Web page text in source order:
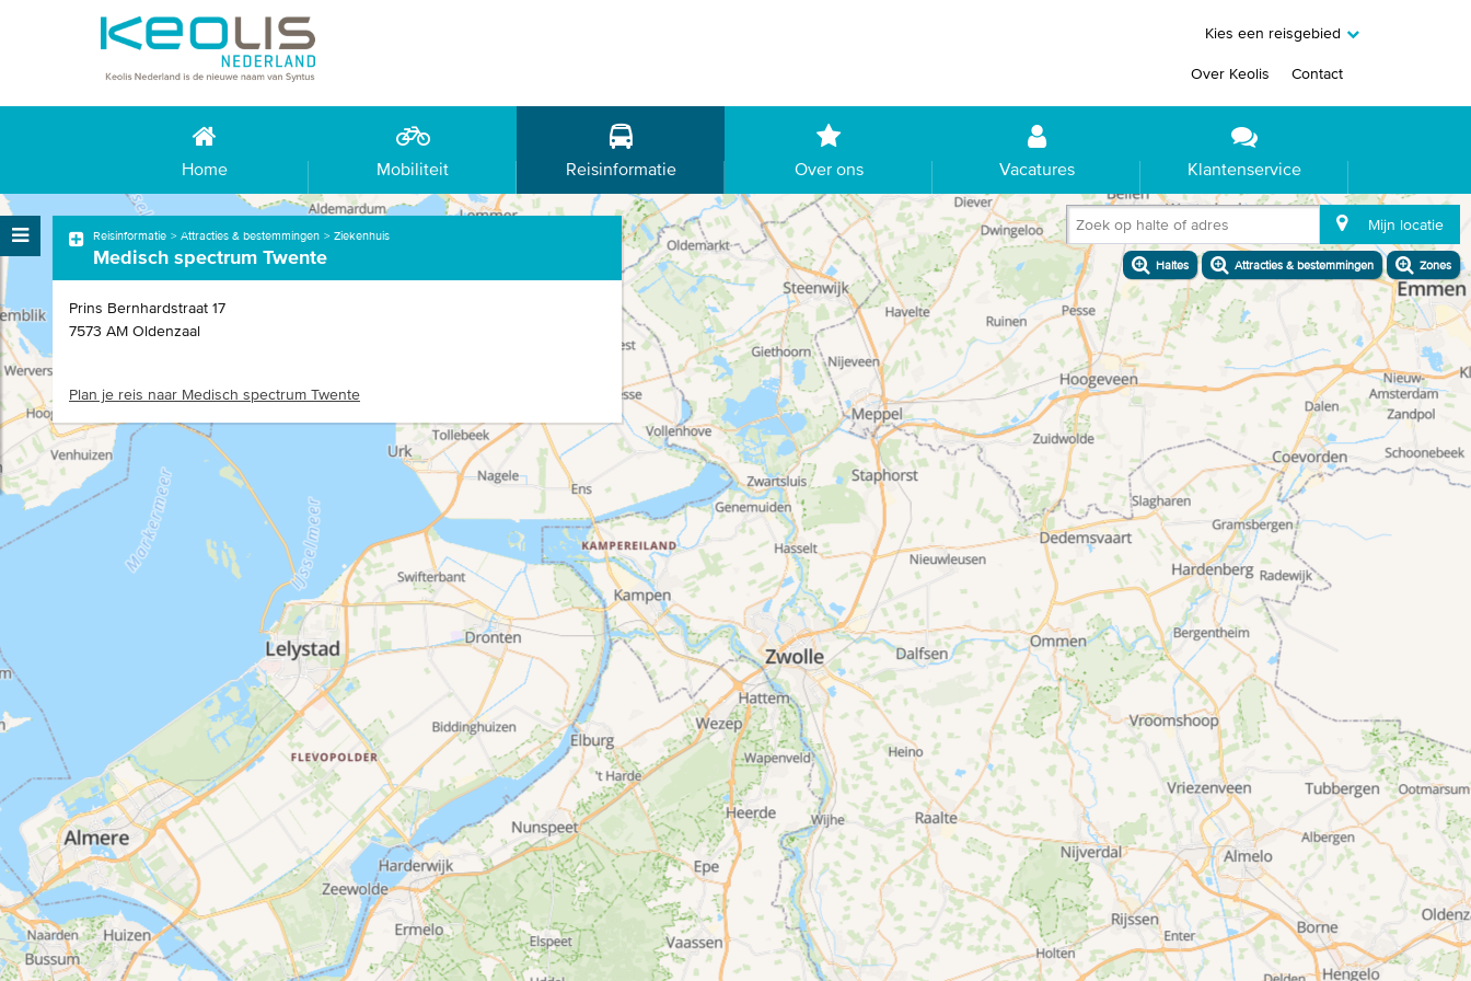
Kies een reisgebied
Over Keolis Contact
Home Mobiliteit Reisinformatie Over ons Vacatures Klantenservice
Zoek op halte of adres Mijn locatie
Haltes Attracties & bestemmingen Zones
Reisinformatie Attracties & bestemmingen Ziekenhuis
Medisch spectrum Twente
Prins Bernhardstraat 17
7573 AM Oldenzaal
Plan je reis naar Medisch spectrum Twente